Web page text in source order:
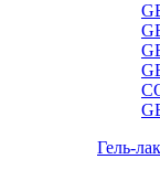
Гель-